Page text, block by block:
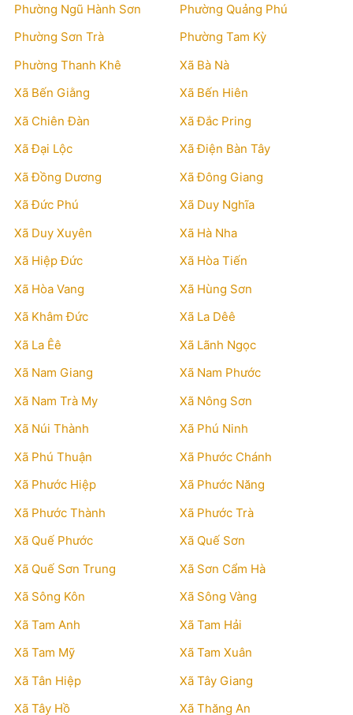
Phường Ngũ Hành Sơn
Phường Quảng Phú
Phường Sơn Trà
Phường Tam Kỳ
Phường Thanh Khê
Xã Bà Nà
Xã Bến Giằng
Xã Bến Hiên
Xã Chiên Đàn
Xã Đắc Pring
Xã Đại Lộc
Xã Điện Bàn Tây
Xã Đồng Dương
Xã Đông Giang
Xã Đức Phú
Xã Duy Nghĩa
Xã Duy Xuyên
Xã Hà Nha
Xã Hiệp Đức
Xã Hòa Tiến
Xã Hòa Vang
Xã Hùng Sơn
Xã Khâm Đức
Xã La Dêê
Xã La Êê
Xã Lãnh Ngọc
Xã Nam Giang
Xã Nam Phước
Xã Nam Trà My
Xã Nông Sơn
Xã Núi Thành
Xã Phú Ninh
Xã Phú Thuận
Xã Phước Chánh
Xã Phước Hiệp
Xã Phước Năng
Xã Phước Thành
Xã Phước Trà
Xã Quế Phước
Xã Quế Sơn
Xã Quế Sơn Trung
Xã Sơn Cẩm Hà
Xã Sông Kôn
Xã Sông Vàng
Xã Tam Anh
Xã Tam Hải
Xã Tam Mỹ
Xã Tam Xuân
Xã Tân Hiệp
Xã Tây Giang
Xã Tây Hồ
Xã Thăng An